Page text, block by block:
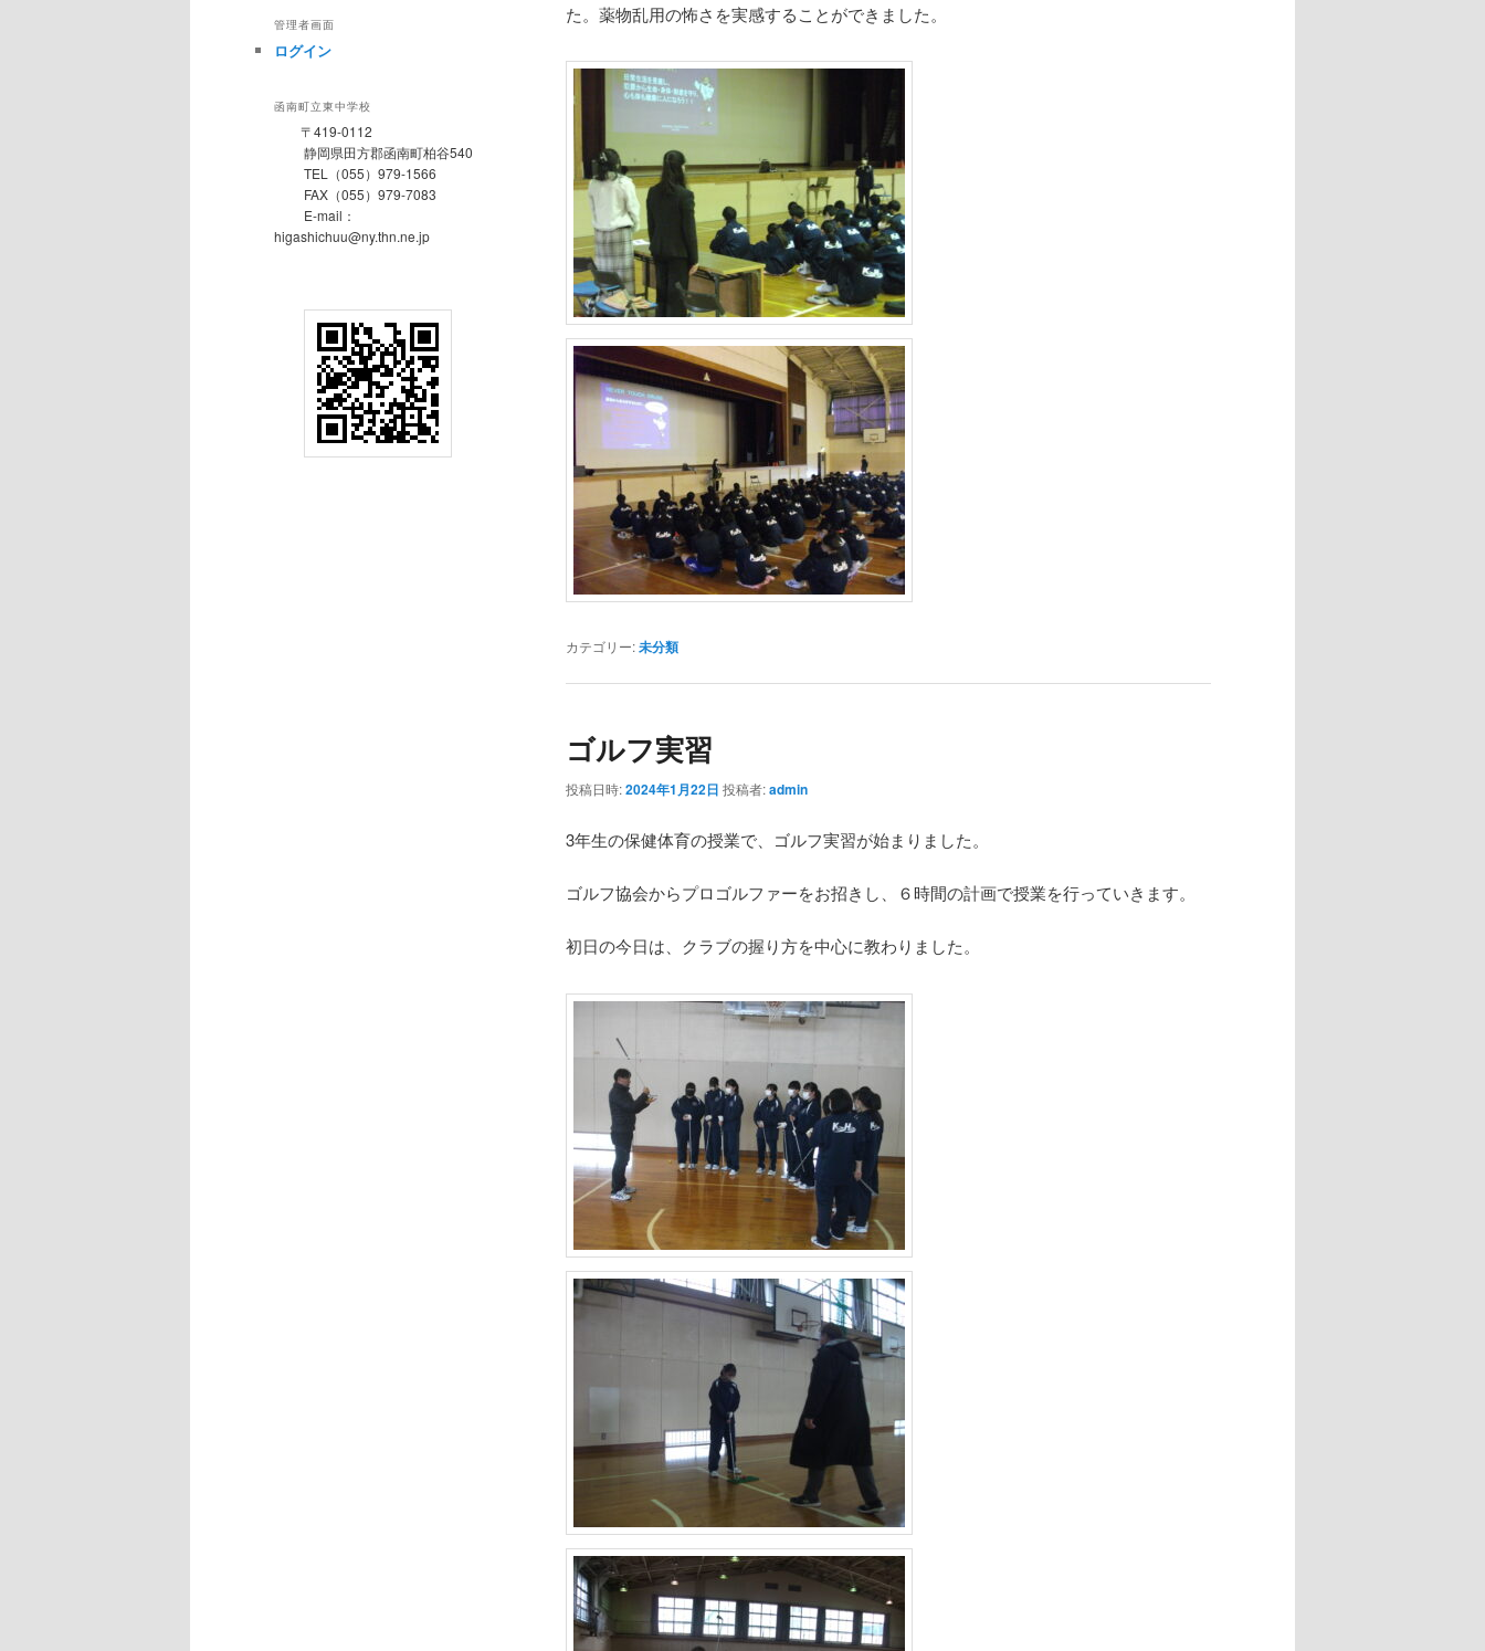
た。薬物乱用の怖さを実感することができました。
カテゴリー:未分類
ゴルフ実習
投稿日時:2024年1月22日 投稿者:admin
3年生の保健体育の授業で、ゴルフ実習が始まりました。
ゴルフ協会からプロゴルファーをお招きし、６時間の計画で授業を行っていきます。
初日の今日は、クラブの握り方を中心に教わりました。
管理者画面
ログイン
函南町立東中学校
〒419-0112
静岡県田方郡函南町柏谷540
TEL（055）979-1566
FAX（055）979-7083
E-mail：
higashichuu@ny.thn.ne.jp